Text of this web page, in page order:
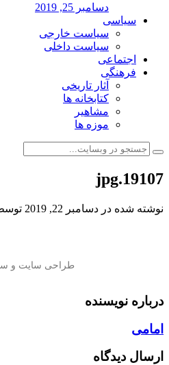
دسامبر 25, 2019
سیاسی
سیاست خارجی
سیاست داخلی
اجتماعی
فرهنگی
آثار تاریخی
کتابخانه ها
مشاهیر
موزه ها
19107.jpg
نوشته شده در دسامبر 22, 2019
درباره نویسنده
امامی
ارسال دیدگاه